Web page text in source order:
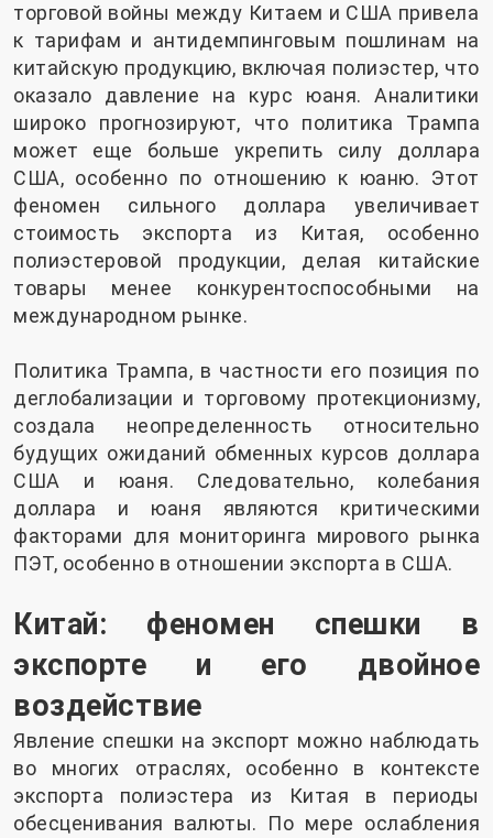
торговой войны между Китаем и США привела
к тарифам и антидемпинговым пошлинам на
китайскую продукцию, включая полиэстер, что
оказало давление на курс юаня. Аналитики
широко прогнозируют, что политика Трампа
может еще больше укрепить силу доллара
США, особенно по отношению к юаню. Этот
феномен сильного доллара увеличивает
стоимость экспорта из Китая, особенно
полиэстеровой продукции, делая китайские
товары менее конкурентоспособными на
международном рынке.
Политика Трампа, в частности его позиция по
деглобализации и торговому протекционизму,
создала неопределенность относительно
будущих ожиданий обменных курсов доллара
США и юаня. Следовательно, колебания
доллара и юаня являются критическими
факторами для мониторинга мирового рынка
ПЭТ, особенно в отношении экспорта в США.
Китай: феномен спешки в
экспорте и его двойное
воздействие
Явление спешки на экспорт можно наблюдать
во многих отраслях, особенно в контексте
экспорта полиэстера из Китая в периоды
обесценивания валюты. По мере ослабления